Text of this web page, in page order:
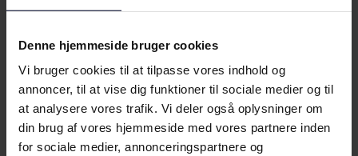
Denne hjemmeside bruger cookies
Vi bruger cookies til at tilpasse vores indhold og
annoncer, til at vise dig funktioner til sociale medier og til
at analysere vores trafik. Vi deler også oplysninger om
din brug af vores hjemmeside med vores partnere inden
for sociale medier, annonceringspartnere og
advarsler (FI)
Sikkerhedsoplysninger og
advarsler (NO)
Download
Sikkerhedsoplysninger og
MødGRAM